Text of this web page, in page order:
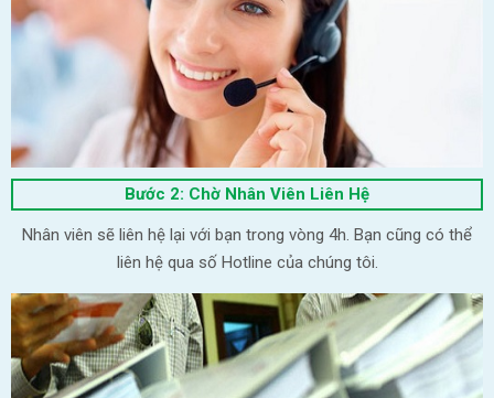
Bước 2: Chờ Nhân Viên Liên Hệ
Nhân viên sẽ liên hệ lại với bạn trong vòng 4h. Bạn cũng có thể
liên hệ qua số Hotline của chúng tôi.